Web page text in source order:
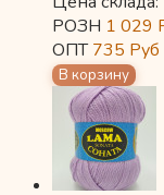
РОЗН 1 029
ОПТ735 Руб